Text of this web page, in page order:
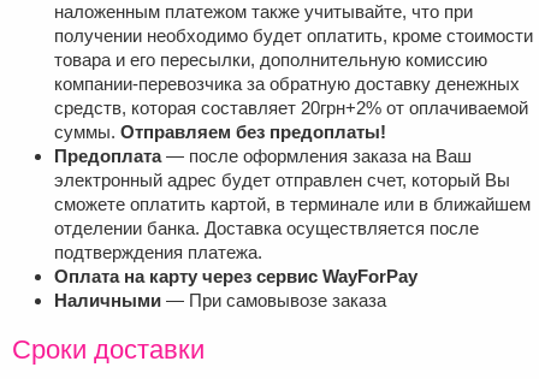
наложенным платежом также учитывайте, что при
получении необходимо будет оплатить, кроме стоимости
товара и его пересылки, дополнительную комиссию
компании-перевозчика за обратную доставку денежных
средств, которая составляет 20грн+2% от оплачиваемой
суммы.Отправляем без предоплаты!
Предоплата— после оформления заказа на Ваш
электронный адрес будет отправлен счет, который Вы
сможете оплатить картой, в терминале или в ближайшем
отделении банка. Доставка осуществляется после
подтверждения платежа.
Оплата на карту через сервис WayForPay
Наличными — При самовывозе заказа
Сроки доставки